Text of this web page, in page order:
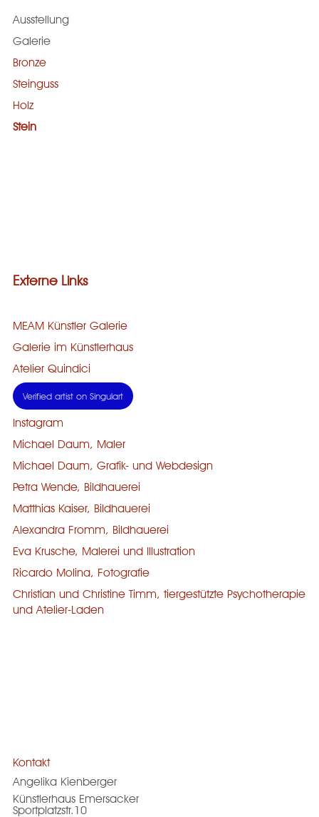
Ausstellung
Galerie
Bronze
Steinguss
Holz
Stein
Externe Links
MEAM Künstler Galerie
Galerie im Künstlerhaus
Atelier Quindici
Verified artist on Singulart
Instagram
Michael Daum, Maler
Michael Daum, Grafik- und Webdesign
Petra Wende, Bildhauerei
Matthias Kaiser, Bildhauerei
Alexandra Fromm, Bildhauerei
Eva Krusche, Malerei und Illustration
Ricardo Molina, Fotografie
Christian und Christine Timm, tiergestützte Psychotherapie
und Atelier-Laden
Kontakt
Angelika Kienberger
Künstlerhaus Emersacker
Sportplatzstr.10